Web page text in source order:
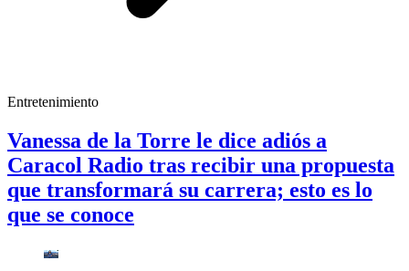
Entretenimiento
Vanessa de la Torre le dice adiós a
Caracol Radio tras recibir una propuesta
que transformará su carrera; esto es lo
que se conoce